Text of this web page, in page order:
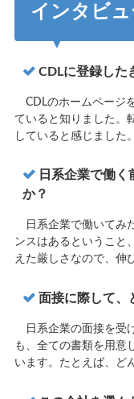
インタビュ
CDLに登録した
CDLのホームページ
ていると知りました。
していると感じました。
日系企業で働
か？
日系企業で働いてみ
ンスはあるということ
えた厳しさなので、伸
面接に際して、
日系企業の面接を受
も、全ての書類を用意
います。たとえば、ど